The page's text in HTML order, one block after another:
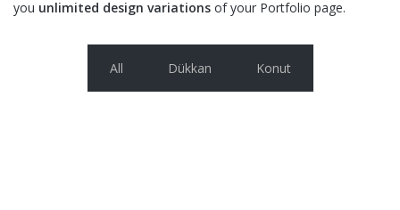
you unlimited design variations of your Portfolio page.
All Dükkan Konut